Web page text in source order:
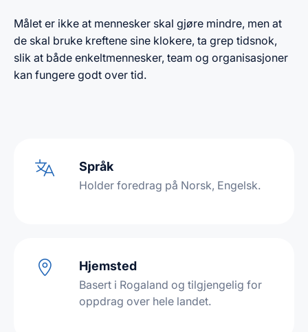
Målet er ikke at mennesker skal gjøre mindre, men at
de skal bruke kreftene sine klokere, ta grep tidsnok,
slik at både enkeltmennesker, team og organisasjoner
kan fungere godt over tid.
Språk
Holder foredrag på Norsk, Engelsk.
Hjemsted
Basert i Rogaland og tilgjengelig for
oppdrag over hele landet.